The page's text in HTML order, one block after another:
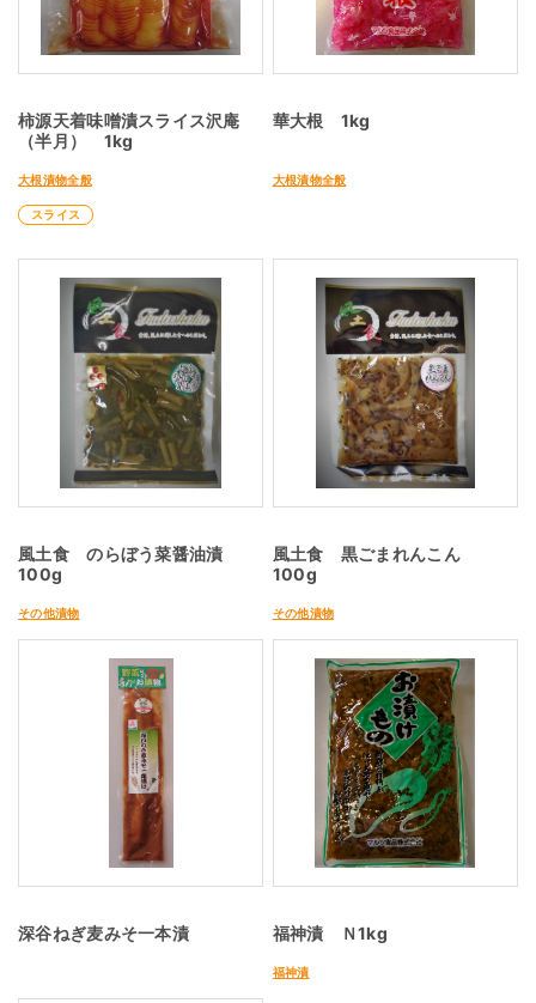
柿源天着味噌漬スライス沢庵
（半月） 1kg
大根漬物全般
スライス
華大根 1kg
大根漬物全般
風土食 のらぼう菜醤油漬
100g
その他漬物
風土食 黒ごまれんこん
100g
その他漬物
深谷ねぎ麦みそ一本漬 福神漬 Ｎ1kg
福神漬